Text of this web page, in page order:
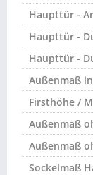
Haupttür -
Haupttür -
Haupttür -
Außenmaß
Firsthöhe /
Außenmaß
Außenmaß
Sockelmaß